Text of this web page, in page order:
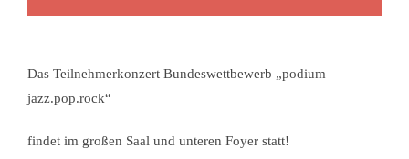
Kontakt
Das Teilnehmerkonzert Bundeswettbewerb „podium
jazz.pop.rock“
findet im großen Saal und unteren Foyer statt!